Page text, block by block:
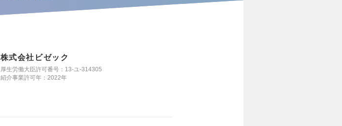
株式会社ビゼック
厚生労働大臣許可番号：13-ユ-314305
紹介事業許可年：2022年